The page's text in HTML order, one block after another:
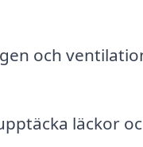
och
läckor